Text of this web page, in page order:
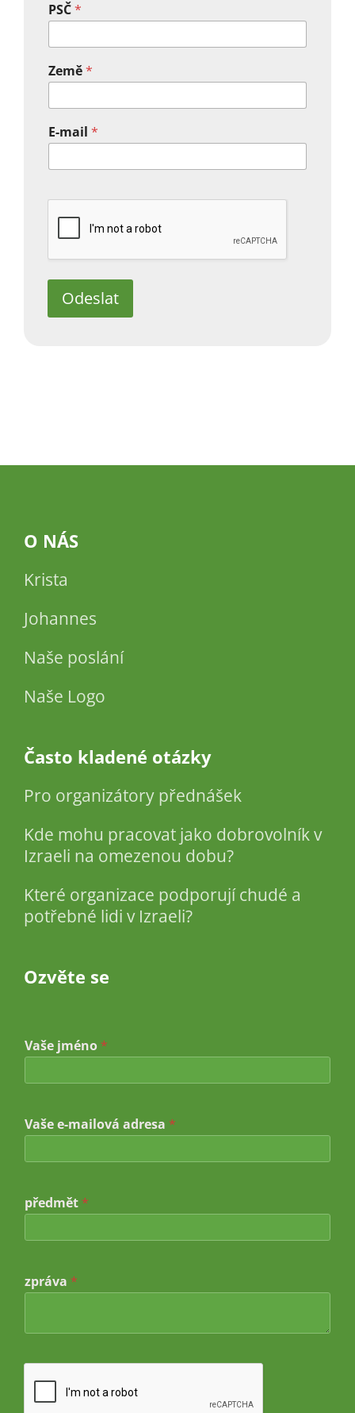
PSČ*
Země*
E-mail *
Odeslat
O NÁS
Krista
Johannes
Naše poslání
Naše Logo
Často kladené otázky
Pro organizátory přednášek
Kde mohu pracovat jako dobrovolník v
Izraeli na omezenou dobu?
Které organizace podporují chudé a
potřebné lidi v Izraeli?
Ozvěte se
*
V
a
Vaše jméno *
Vaše e-mailová adresa *
předmět *
zpráva *